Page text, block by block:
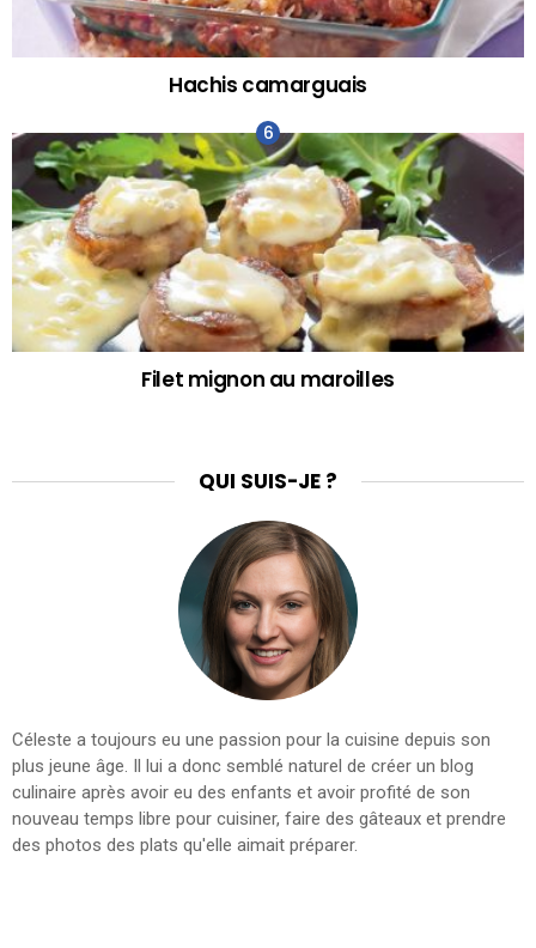
Hachis camarguais
Filet mignon au maroilles
QUI SUIS-JE ?
Céleste a toujours eu une passion pour la cuisine depuis son
plus jeune âge. Il lui a donc semblé naturel de créer un blog
culinaire après avoir eu des enfants et avoir profité de son
nouveau temps libre pour cuisiner, faire des gâteaux et prendre
des photos des plats qu'elle aimait préparer.